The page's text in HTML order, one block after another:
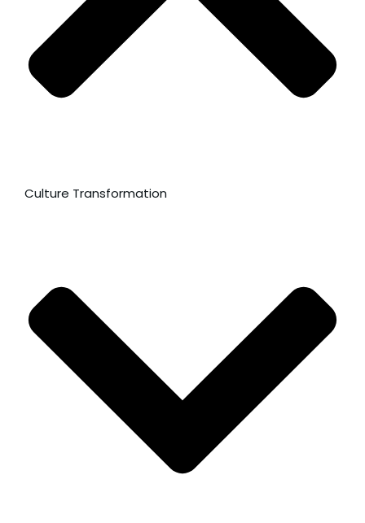
Culture Transformation